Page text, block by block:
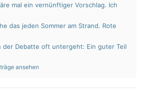
mal ein vernünftiger Vorschlag. Ich
das jeden Sommer am Strand. Rote
der Debatte oft untergeht: Ein guter Teil
ansehen